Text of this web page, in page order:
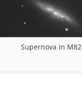
Supernova in M82